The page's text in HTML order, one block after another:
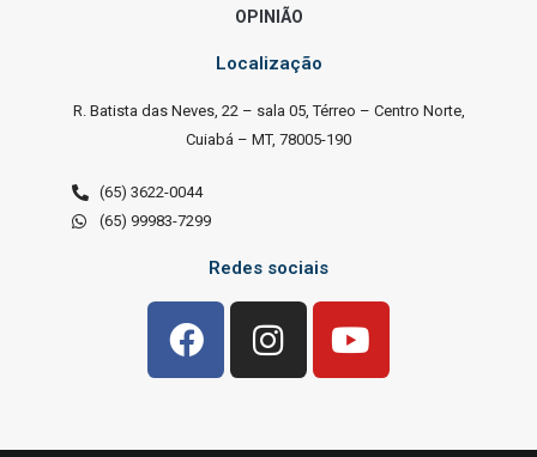
OPINIÃO
Localização
R. Batista das Neves, 22 – sala 05, Térreo – Centro Norte,
Cuiabá – MT, 78005-190
(65) 3622-0044
(65) 99983-7299
Redes sociais